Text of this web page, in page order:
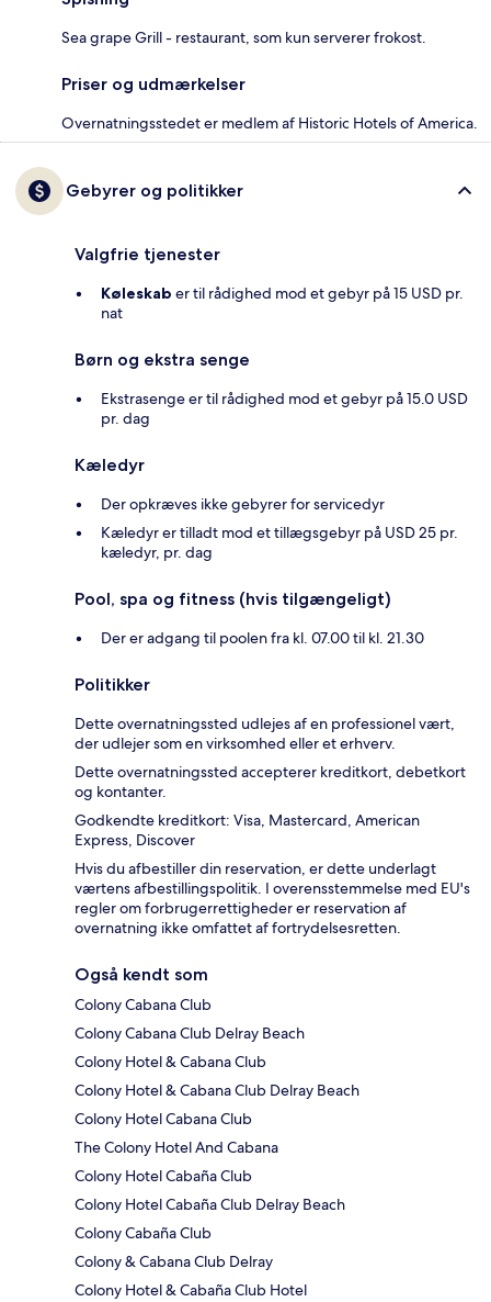
Sea grape Grill - restaurant, som kun serverer frokost.
Priser og udmærkelser
Overnatningsstedet er medlem af Historic Hotels of America.
Gebyrer og politikker
Valgfrie tjenester
Køleskab er til rådighed mod et gebyr på 15 USD pr.
nat
Børn og ekstra senge
Ekstrasenge er til rådighed mod et gebyr på 15.0 USD
pr. dag
Kæledyr
Der opkræves ikke gebyrer for servicedyr
Kæledyr er tilladt mod et tillægsgebyr på USD 25 pr.
kæledyr, pr. dag
Pool, spa og fitness (hvis tilgængeligt)
Der er adgang til poolen fra kl. 07.00 til kl. 21.30
Politikker
Dette overnatningssted udlejes af en professionel vært,
der udlejer som en virksomhed eller et erhverv.
Dette overnatningssted accepterer kreditkort, debetkort
og kontanter.
Godkendte kreditkort: Visa, Mastercard, American
Express, Discover
Hvis du afbestiller din reservation, er dette underlagt
værtens afbestillingspolitik. I overensstemmelse med EU's
regler om forbrugerrettigheder er reservation af
overnatning ikke omfattet af fortrydelsesretten.
Også kendt som
Colony Cabana Club
Colony Cabana Club Delray Beach
Colony Hotel & Cabana Club
Colony Hotel & Cabana Club Delray Beach
Colony Hotel Cabana Club
The Colony Hotel And Cabana
Colony Hotel Cabaña Club
Colony Hotel Cabaña Club Delray Beach
Colony Cabaña Club
Colony & Cabana Club Delray
Colony Hotel & Cabaña Club Hotel